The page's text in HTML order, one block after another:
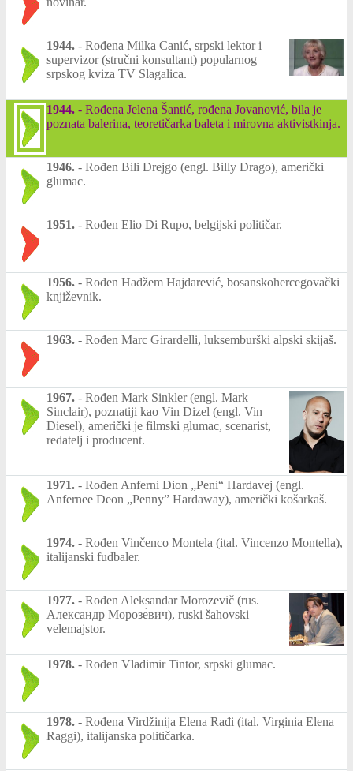
1944. - Rođena Milka Canić, srpski lektor i
supervizor (stručni konsultant) popularnog
srpskog kviza TV Slagalica.
1944. - Rođena Jelena Šantić, rođena Jovanović, bila je
poznata balerina, teoretičarka baleta i mirovna aktivistkinja.
1946. - Rođen Bili Drejgo (engl. Billy Drago), američki
glumac.
1951. - Rođen Elio Di Rupo, belgijski političar.
1956. - Rođen Hadžem Hajdarević, bosanskohercegovački
književnik.
1963. - Rođen Marc Girardelli, luksemburški alpski skijaš.
1967. - Rođen Mark Sinkler (engl. Mark
Sinclair), poznatiji kao Vin Dizel (engl. Vin
Diesel), američki je filmski glumac, scenarist,
redatelj i producent.
1971. - Rođen Anferni Dion „Peni“ Hardavej (engl.
Anfernee Deon „Penny” Hardaway), američki košarkaš.
1974. - Rođen Vinčenco Montela (ital. Vincenzo Montella),
italijanski fudbaler.
1977. - Rođen Aleksandar Morozevič (rus.
Александр Морозе́вич), ruski šahovski
velemajstor.
1978. - Rođen Vladimir Tintor, srpski glumac.
1978. - Rođena Virdžinija Elena Rađi (ital. Virginia Elena
Raggi), italijanska političarka.